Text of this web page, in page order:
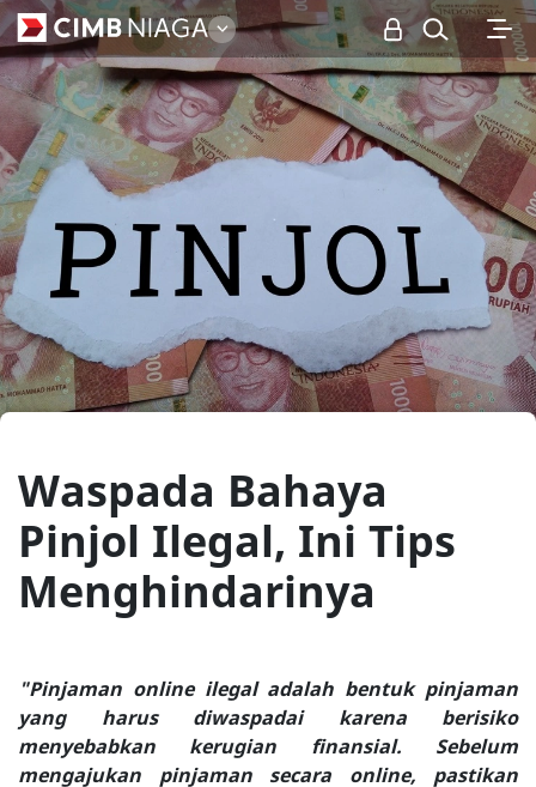
Personal
Waspada Bahaya
Pinjol Ilegal, Ini Tips
Menghindarinya
"Pinjaman online ilegal adalah bentuk pinjaman
yang harus diwaspadai karena berisiko
menyebabkan kerugian finansial. Sebelum
mengajukan pinjaman secara online, pastikan